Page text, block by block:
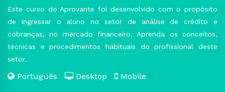
Este curso do Aprovante foi desenvolvido com o propósito
de ingressar o aluno no setor de análise de crédito e
cobranças, no mercado financeiro. Aprenda os conceitos,
técnicas e procedimentos habituais do profissional deste
setor.
Português Desktop Mobile